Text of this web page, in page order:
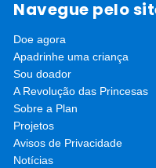
etc.”.
Para abordar a saúde
desde 2010, o Programa
de 1 mil educadores pares
de saúde sobre a
transmissíveis (DCNTs) e
pares treinados
de 130 mil jovens com
para mudanças
também alcançou mais de
conteúdos em redes
Navegue pelo
Doe agora
Apadrinhe uma criança
Sou doador
A Revolução das Princesas
Sobre a Plan
Projetos
Avisos de Privacidade
Notícias